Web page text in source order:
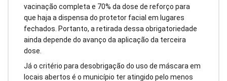
vacinação completa e 70% da dose de reforço para
que haja a dispensa do protetor facial em lugares
fechados. Portanto, a retirada dessa obrigatoriedade
ainda depende do avanço da aplicação da terceira
dose.
Já o critério para desobrigação do uso de máscara em
locais abertos é o município ter atingido pelo menos